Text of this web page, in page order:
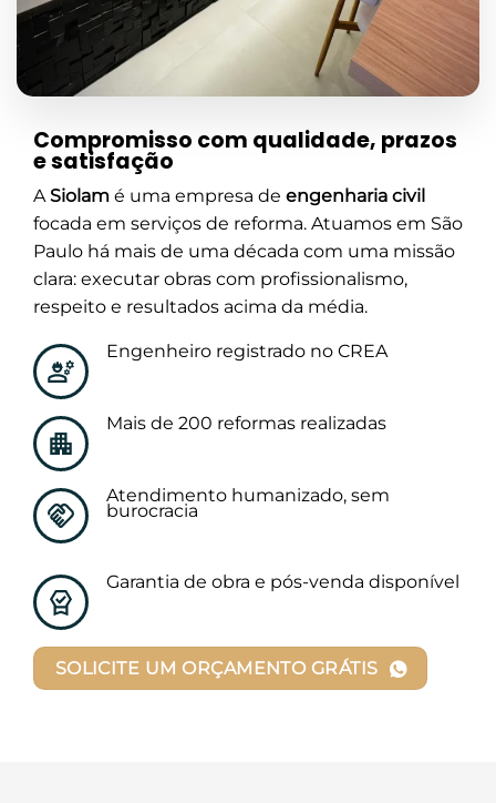
Compromisso com qualidade, prazos
e satisfação
ASiolam é uma empresa de engenharia civil
focada em serviços de reforma. Atuamos em São
Paulo há mais de uma década com uma missão
clara: executar obras com profissionalismo,
respeito e resultados acima da média.
Engenheiro registrado no CREA
Mais de 200 reformas realizadas
Atendimento humanizado, sem
burocracia
Garantia de obra e pós-venda disponível
SOLICITE UM ORÇAMENTO GRÁTIS